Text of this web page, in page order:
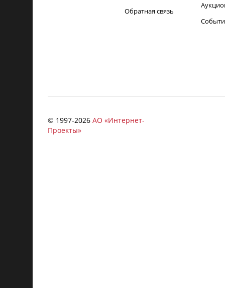
Обратная связь
© 1997-2026 АО «Интернет-
Проекты»